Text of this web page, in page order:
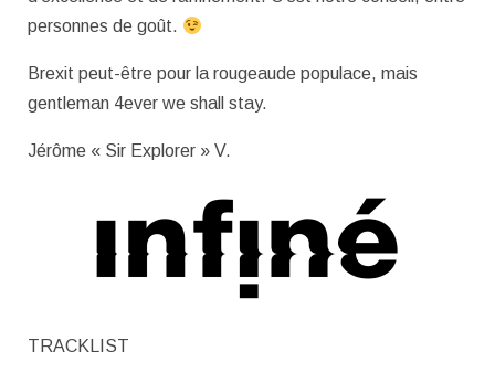
personnes de goût.
Brexit peut-être pour la rougeaude populace, mais
gentleman 4ever we shall stay.
Jérôme « Sir Explorer » V.
TRACKLIST